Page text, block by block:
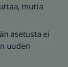
mutta
asetusta ei
uuden